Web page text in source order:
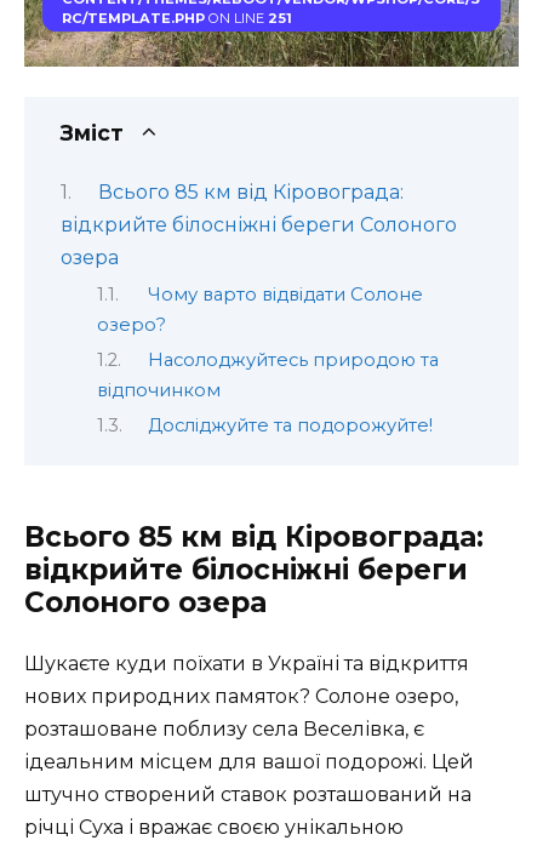
RC/TEMPLATE.PHPON LINE 251
Зміст
Всього 85 км від Кіровограда:
відкрийте білосніжні береги Солоного
озера
Чому варто відвідати Солоне
озеро?
Насолоджуйтесь природою та
відпочинком
Досліджуйте та подорожуйте!
Всього 85 км від Кіровограда:
відкрийте білосніжні береги
Солоного озера
Шукаєте куди поїхати в Україні та відкриття
нових природних памяток? Солоне озеро,
розташоване поблизу села Веселівка, є
ідеальним місцем для вашої подорожі. Цей
штучно створений ставок розташований на
річці Суха і вражає своєю унікальною